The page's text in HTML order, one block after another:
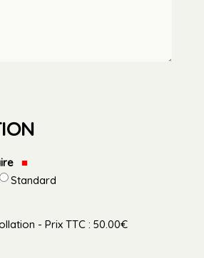
Standard
- Prix TTC : 50.00€